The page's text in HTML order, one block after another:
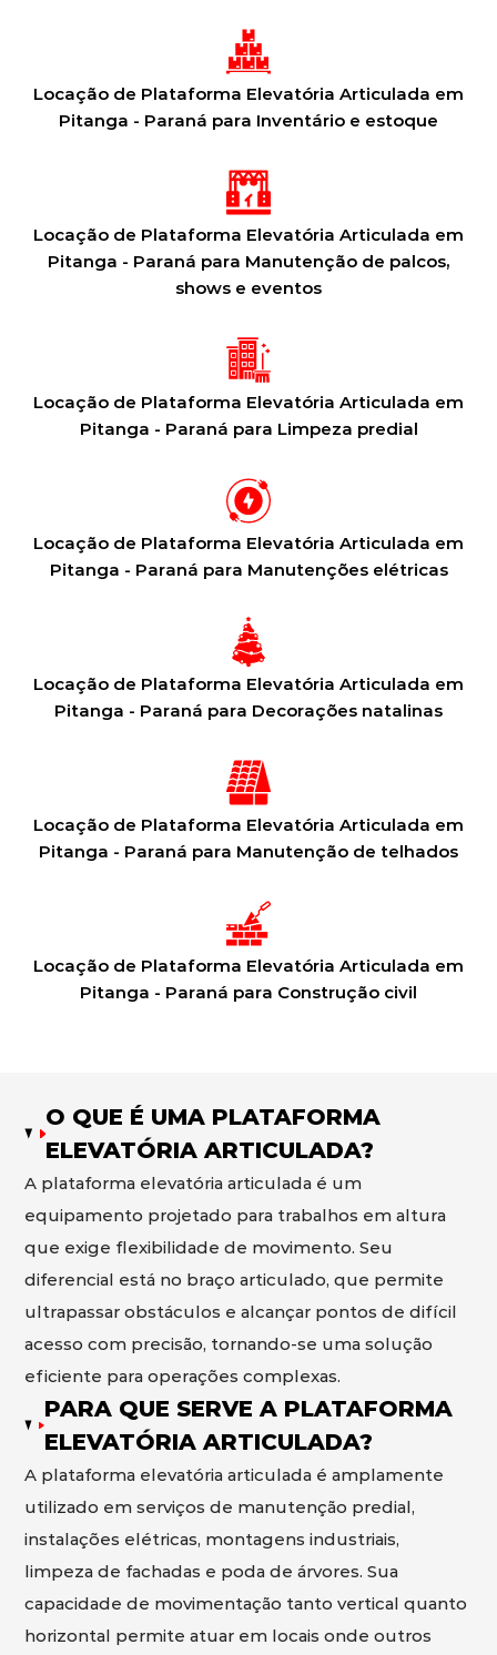
Locação de Plataforma Elevatória Articulada em
Pitanga - Paraná para Inventário e estoque
Locação de Plataforma Elevatória Articulada em
Pitanga - Paraná para Manutenção de palcos,
shows e eventos
Locação de Plataforma Elevatória Articulada em
Pitanga - Paraná para Limpeza predial
Locação de Plataforma Elevatória Articulada em
Pitanga - Paraná para Manutenções elétricas
Locação de Plataforma Elevatória Articulada em
Pitanga - Paraná para Decorações natalinas
Locação de Plataforma Elevatória Articulada em
Pitanga - Paraná para Manutenção de telhados
Locação de Plataforma Elevatória Articulada em
Pitanga - Paraná para Construção civil
O QUE É UMA PLATAFORMA
ELEVATÓRIA ARTICULADA?
A plataforma elevatória articulada é um
equipamento projetado para trabalhos em altura
que exige flexibilidade de movimento. Seu
diferencial está no braço articulado, que permite
ultrapassar obstáculos e alcançar pontos de difícil
acesso com precisão, tornando-se uma solução
eficiente para operações complexas.
PARA QUE SERVE A PLATAFORMA
ELEVATÓRIA ARTICULADA?
A plataforma elevatória articulada é amplamente
utilizado em serviços de manutenção predial,
instalações elétricas, montagens industriais,
limpeza de fachadas e poda de árvores. Sua
capacidade de movimentação tanto vertical quanto
horizontal permite atuar em locais onde outros